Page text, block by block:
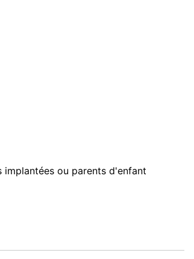
implantées ou parents d'enfant